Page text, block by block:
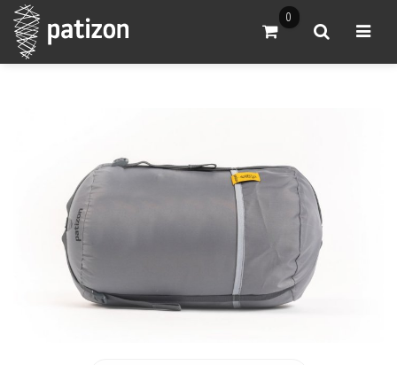
Přejít do košíku
0
VyhledatOtevřít